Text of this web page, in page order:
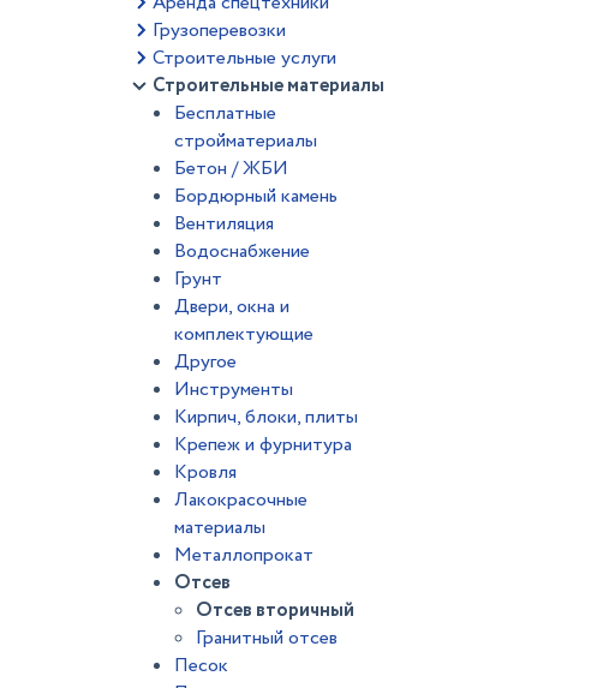
Грузоперевозки
Строительные услуги
Строительные материалы
Бесплатные
стройматериалы
Бетон / ЖБИ
Бордюрный камень
Вентиляция
Водоснабжение
Грунт
Двери, окна и
комплектующие
Другое
Инструменты
Кирпич, блоки, плиты
Крепеж и фурнитура
Кровля
Лакокрасочные
материалы
Металлопрокат
Отсев
Отсев вторичный
Гранитный отсев
Песок